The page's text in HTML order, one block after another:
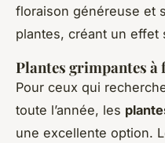
floraison généreuse et
plantes, créant un effet
Plantes grimpantes
Pour ceux qui
toute l’année, les
une excellente option.